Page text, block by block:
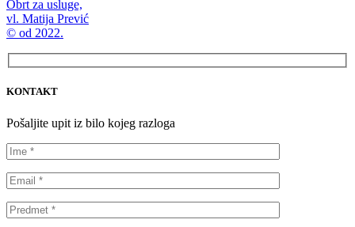
Obrt za usluge,
vl. Matija Prević
© od 2022.
KONTAKT
Pošaljite upit iz bilo kojeg razloga